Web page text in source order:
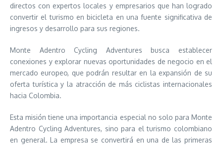
directos con expertos locales y empresarios que han logrado
convertir el turismo en bicicleta en una fuente significativa de
ingresos y desarrollo para sus regiones.
Monte Adentro Cycling Adventures busca establecer
conexiones y explorar nuevas oportunidades de negocio en el
mercado europeo, que podrán resultar en la expansión de su
oferta turística y la atracción de más ciclistas internacionales
hacia Colombia.
Esta misión tiene una importancia especial no solo para Monte
Adentro Cycling Adventures, sino para el turismo colombiano
en general. La empresa se convertirá en una de las primeras